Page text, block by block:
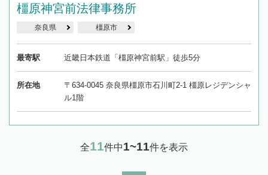
橿原神宮前法律事務所
奈良県 橿原市
最寄駅 近畿日本鉄道「橿原神宮前駅」徒歩5分
所在地
〒634-0045 奈良県橿原市石川町2-1 橿原レジデンシャ
ル1階
全11件中1~11件を表示